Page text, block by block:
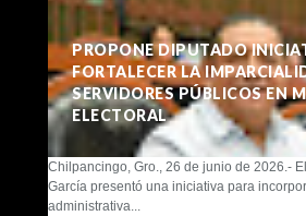
PROPONE DIPUTADO
FORTALECER LA
SERVIDORES PÚBLICOS EN
ELECTORAL
Chilpancingo, Gro., 26 de junio de 2026.-
García presentó una iniciativa para
administrativa...